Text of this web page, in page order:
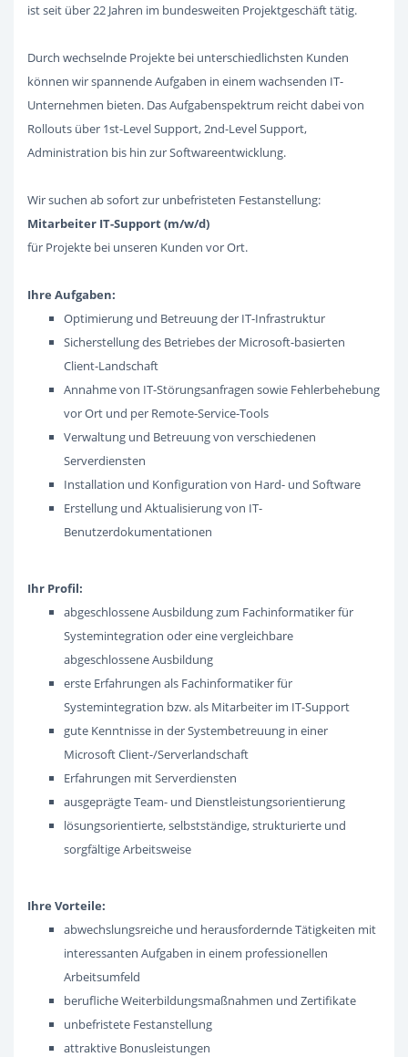
ist seit über 22 Jahren im bundesweiten Projektgeschäft tätig.
Durch wechselnde Projekte bei unterschiedlichsten Kunden
können wir spannende Aufgaben in einem wachsenden IT-
Unternehmen bieten. Das Aufgabenspektrum reicht dabei von
Rollouts über 1st-Level Support, 2nd-Level Support,
Administration bis hin zur Softwareentwicklung.
Wir suchen ab sofort zur unbefristeten Festanstellung:
Mitarbeiter IT-Support (m/w/d)
für Projekte bei unseren Kunden vor Ort.
Ihre Aufgaben:
Optimierung und Betreuung der IT-Infrastruktur
Sicherstellung des Betriebes der Microsoft-basierten
Client-Landschaft
Annahme von IT-Störungsanfragen sowie Fehlerbehebung
vor Ort und per Remote-Service-Tools
Verwaltung und Betreuung von verschiedenen
Serverdiensten
Installation und Konfiguration von Hard- und Software
Erstellung und Aktualisierung von IT-
Benutzerdokumentationen
Ihr Profil:
abgeschlossene Ausbildung zum Fachinformatiker für
Systemintegration oder eine vergleichbare
abgeschlossene Ausbildung
erste Erfahrungen als Fachinformatiker für
Systemintegration bzw. als Mitarbeiter im IT-Support
gute Kenntnisse in der Systembetreuung in einer
Microsoft Client-/Serverlandschaft
Erfahrungen mit Serverdiensten
ausgeprägte Team- und Dienstleistungsorientierung
lösungsorientierte, selbstständige, strukturierte und
sorgfältige Arbeitsweise
Ihre Vorteile:
abwechslungsreiche und herausfordernde Tätigkeiten mit
interessanten Aufgaben in einem professionellen
Arbeitsumfeld
berufliche Weiterbildungsmaßnahmen und Zertifikate
unbefristete Festanstellung
attraktive Bonusleistungen